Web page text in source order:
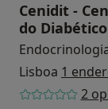
Cenidit -
do Diabético
Lisboa 1
2